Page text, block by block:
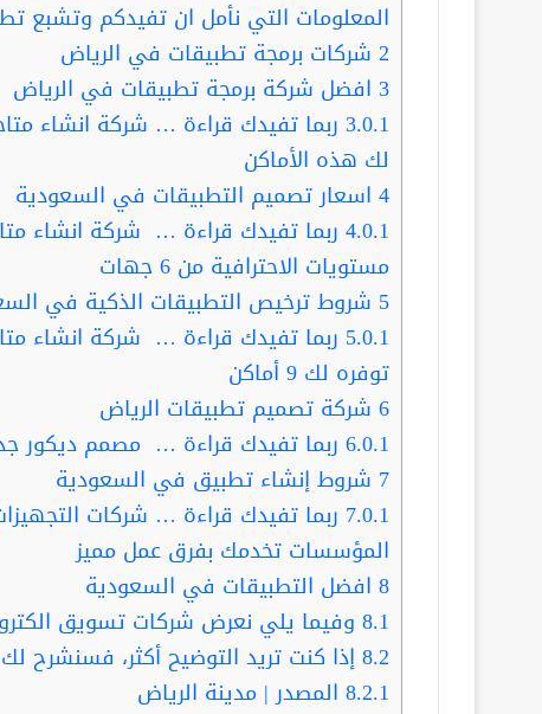
المعلومات التي نأمل ان تفيدكم وتشبع
2 شركات برمجة تطبيقات في الرياض
3 افضل شركة برمجة تطبيقات في الرياض
3.0.1 ربما تفيدك قراءة … شركة انشاء
لك هذه الأماكن
4 اسعار تصميم التطبيقات في السعودية
4.0.1 ربما تفيدك قراءة … شركة انشاء
مستويات الاحترافية من 6 جهات
5 شروط ترخيص التطبيقات الذكية في
5.0.1 ربما تفيدك قراءة … شركة انشاء
توفره لك 9 أماكن
6 شركة تصميم تطبيقات الرياض
6.0.1 ربما تفيدك قراءة … مصمم ديكور جدة ..
7 شروط إنشاء تطبيق في السعودية
7.0.1 ربما تفيدك قراءة … شركات
المؤسسات تخدمك بفرق عمل مميز
8 افضل التطبيقات في السعودية
8.1 وفيما يلي نعرض شركات تسويق
8.2إذا كنت تريد التوضيح أكثر، فسنشرح
8.2.1 المصدر | مدينة الرياض